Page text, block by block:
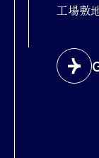
工場敷